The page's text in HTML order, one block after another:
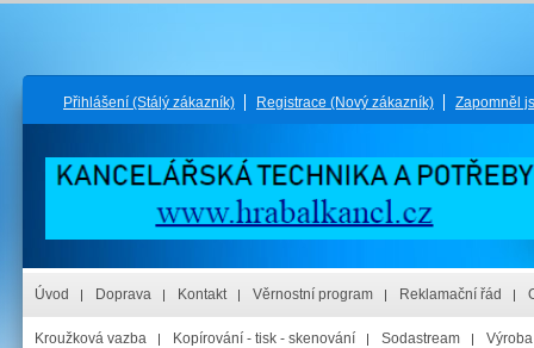
Přihlášení (Stálý zákazník) Registrace (Nový zákazník) Zapomněl
Úvod Doprava Kontakt Věrnostní program Reklamační řád
Kroužková vazba Kopírování - tisk - skenování Sodastream